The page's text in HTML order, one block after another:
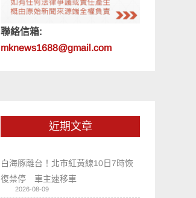
聯絡信箱:
mknews1688@gmail.com
近期文章
白海豚離台！北市紅黃線10日7時恢
復禁停 車主速移車
2026-08-09